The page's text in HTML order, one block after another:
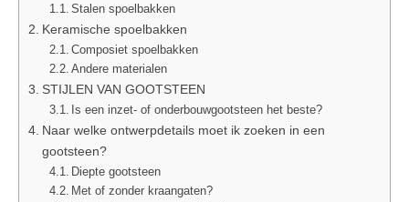
Stalen spoelbakken
Keramische spoelbakken
Composiet spoelbakken
Andere materialen
STIJLEN VAN GOOTSTEEN
Is een inzet- of onderbouwgootsteen het beste?
Naar welke ontwerpdetails moet ik zoeken in een
gootsteen?
Diepte gootsteen
Met of zonder kraangaten?